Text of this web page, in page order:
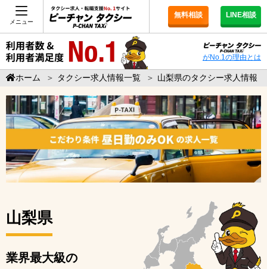
メニュー
無料相談 LINE相談
がNo.1の理由とは
ホーム ＞ タクシー求人情報一覧 ＞ 山梨県のタクシー求人情報
山梨県
業界最大級の